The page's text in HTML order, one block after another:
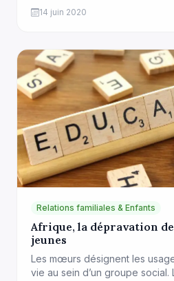
contredire parce qu’elles ont
14 juin 2020
Relations familiales & Enfants
Afrique, la dépravation
jeunes
Les mœurs désignent les
vie au sein d’un groupe